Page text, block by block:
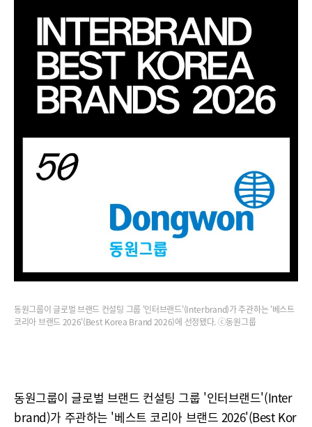
동원그룹이 글로벌 브랜드 컨설팅 그룹 '인터브랜드'(Interbrand)가 주관하는 '베스트
코리아 브랜드 2026'(Best Korea Brand 2026)에 선정됐다. ⓒ동원그룹
동원그룹이 글로벌 브랜드 컨설팅 그룹 '인터브랜드'(Inter
brand)가 주관하는 '베스트 코리아 브랜드 2026'(Best Kor